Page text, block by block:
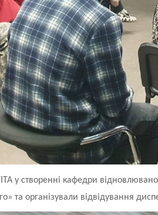
у створенні кафедри
та організували відвідування